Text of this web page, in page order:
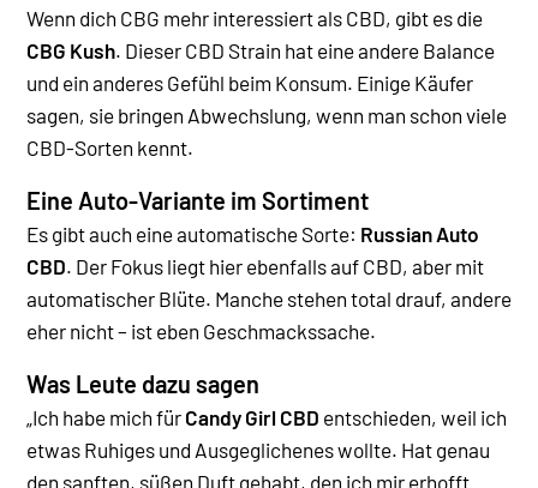
Wenn dich CBG mehr interessiert als CBD, gibt es die
CBG Kush. Dieser CBD Strain hat eine andere Balance
und ein anderes Gefühl beim Konsum. Einige Käufer
sagen, sie bringen Abwechslung, wenn man schon viele
CBD-Sorten kennt.
Eine Auto-Variante im Sortiment
Es gibt auch eine automatische Sorte: Russian Auto
CBD. Der Fokus liegt hier ebenfalls auf CBD, aber mit
automatischer Blüte. Manche stehen total drauf, andere
eher nicht – ist eben Geschmackssache.
Was Leute dazu sagen
„Ich habe mich für Candy Girl CBD entschieden, weil ich
etwas Ruhiges und Ausgeglichenes wollte. Hat genau
den sanften, süßen Duft gehabt, den ich mir erhofft